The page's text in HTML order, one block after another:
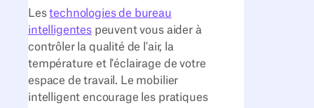
Lestechnologies de bureau
intelligentespeuvent vous aider à
contrôler la qualité de l'air, la
température et l'éclairage de votre
espace de travail. Le mobilier
intelligent encourage les pratiques